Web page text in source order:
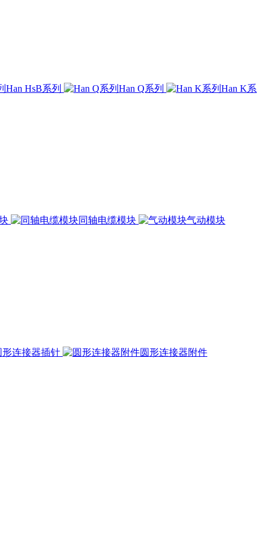
Han HsB系列 Han Q系列
Han K系
同轴电缆模块
气动模块
形连接器插针 圆形连接器附件